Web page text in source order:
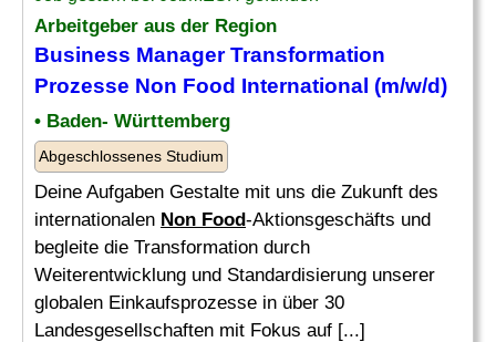
Arbeitgeber aus der Region
Business Manager Transformation
Prozesse Non Food International (m/w/d)
• Baden- Württemberg
Abgeschlossenes Studium
Deine Aufgaben Gestalte mit uns die Zukunft des
internationalen Non Food-Aktionsgeschäfts und
begleite die Transformation durch
Weiterentwicklung und Standardisierung unserer
globalen Einkaufsprozesse in über 30
Landesgesellschaften mit Fokus auf [...]